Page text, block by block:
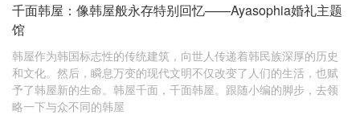
千面韩屋：像韩屋般永存特别回忆——Ayasophia婚礼主题
馆
韩屋作为韩国标志性的传统建筑，向世人传递着韩民族深厚的历史
和文化。然后，瞬息万变的现代文明不仅改变了人们的生活，也赋
予了韩屋新的生命。韩屋千面，千面韩屋。跟随小编的脚步，去领
略一下与众不同的韩屋